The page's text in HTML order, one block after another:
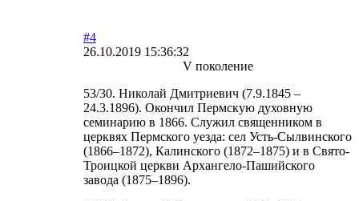
#4
26.10.2019 15:36:32
V поколение
53/30. Николай Дмитриевич (7.9.1845 –
24.3.1896). Окончил Пермскую духовную
семинарию в 1866. Служил священником в
церквях Пермского уезда: сел Усть-Сылвинского
(1866–1872), Калинского (1872–1875) и в Свято-
Троицкой церкви Архангело-Пашийского
завода (1875–1896).